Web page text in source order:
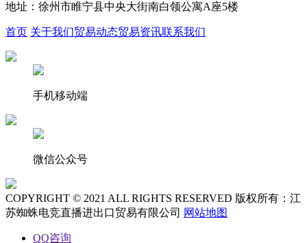
地址：徐州市睢宁县中央大街南白领公寓A座5楼
首页 关于我们贸易动态贸易资讯联系我们
手机移动端
微信公众号
COPYRIGHT © 2021 ALL RIGHTS RESERVED 版权所有：江
苏蜘蛛电竞直播进出口贸易有限公司 网站地图
QQ咨询